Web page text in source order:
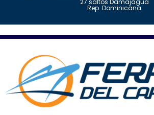
27 saltos Damajagua
Rep. Dominicana